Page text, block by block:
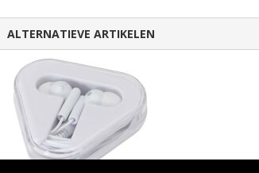
ALTERNATIEVE ARTIKELEN